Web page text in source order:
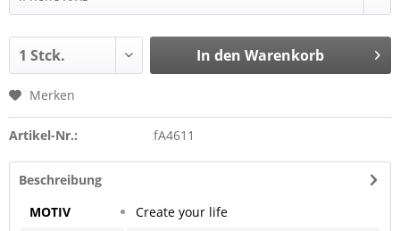
In den Warenkorb
Merken
Artikel-Nr.: fA4611
Beschreibung
MOTIV
Create your life